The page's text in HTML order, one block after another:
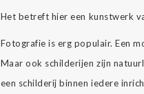
Het betreft hier een kunstwerk
Fotografie is erg populair. Een
Maar ook schilderijen zijn
een schilderij binnen iedere